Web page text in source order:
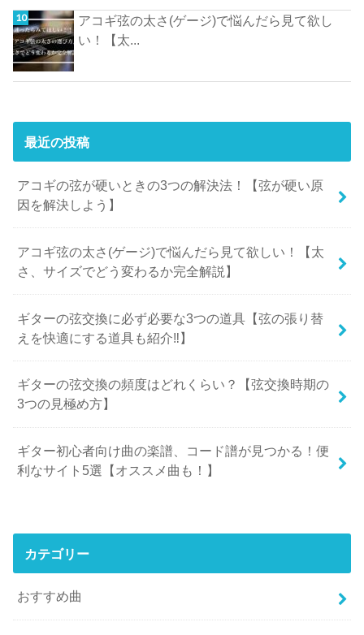
アコギ弦の太さ(ゲージ)で悩んだら見て欲し
い！【太...
最近の投稿
アコギの弦が硬いときの3つの解決法！【弦が硬い原
因を解決しよう】
アコギ弦の太さ(ゲージ)で悩んだら見て欲しい！【太
さ、サイズでどう変わるか完全解説】
ギターの弦交換に必ず必要な3つの道具【弦の張り替
えを快適にする道具も紹介‼︎】
ギターの弦交換の頻度はどれくらい？【弦交換時期の
3つの見極め方】
ギター初心者向け曲の楽譜、コード譜が見つかる！便
利なサイト5選【オススメ曲も！】
カテゴリー
おすすめ曲